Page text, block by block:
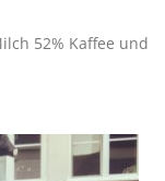
52% Kaffee und